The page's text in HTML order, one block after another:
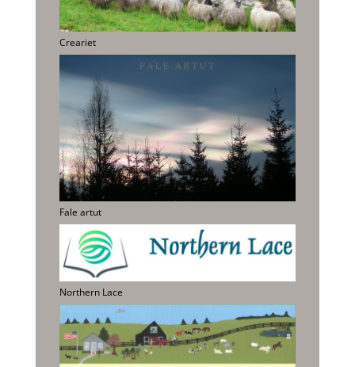
Creariet
Fale artut
Northern Lace